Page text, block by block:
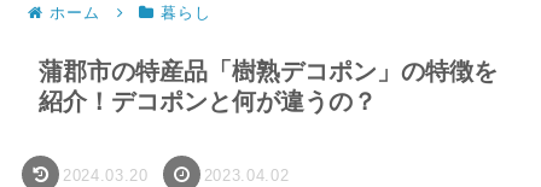
ホーム 暮らし
蒲郡市の特産品「樹熟デコポン」の特徴を
紹介！デコポンと何が違うの？
2024.03.20 2023.04.02